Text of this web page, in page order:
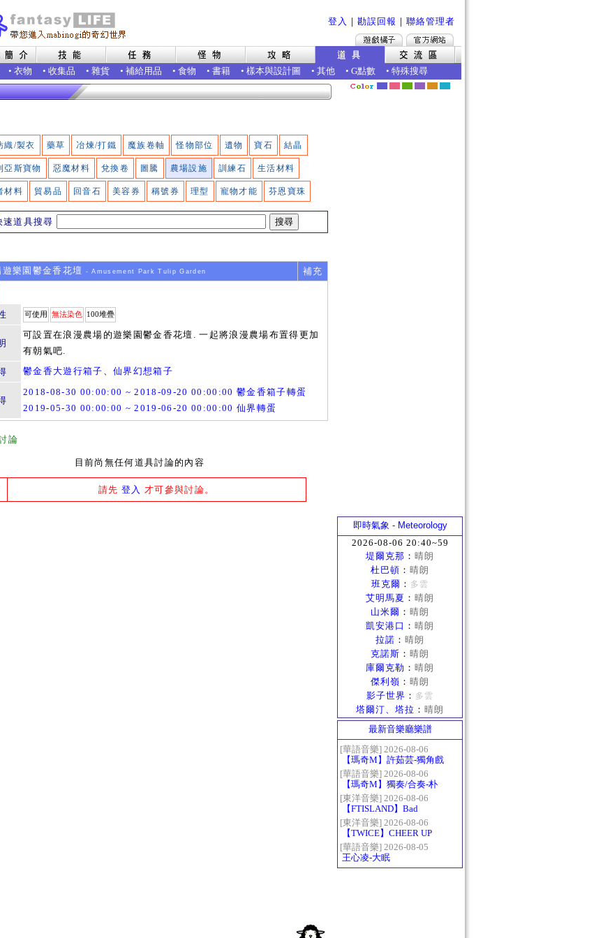
登入 ｜ 勘誤回報 ｜ 聯絡管理者
• 衣物 • 收集品 • 雜貨 • 補給用品 • 食物 • 書籍 • 樣本與設計圖 • 其他 • G點數 • 特殊搜尋
織/製衣 藥草 冶煉/打鐵 魔族卷軸 怪物部位 遺物 寶石 結晶
亞斯寶物 惡魔材料 兌換卷 圖騰 農場設施 訓練石 生活材料
材料 貿易品 回音石 美容券 稱號券 理型 寵物才能 芬恩寶珠
速道具搜尋
樂園鬱金香花壇 - Amusement Park Tulip Garden 補充
可使用 無法染色 100堆疊
可設置在浪漫農場的遊樂園鬱金香花壇. 一起將浪漫農場布置得更加
有朝氣吧.
鬱金香大遊行箱子 、仙界幻想箱子
2018-08-30 00:00:00 ~ 2018-09-20 00:00:00 鬱金香箱子轉蛋
2019-05-30 00:00:00 ~ 2019-06-20 00:00:00 仙界轉蛋
論
目前尚無任何道具討論的內容
請先 登入 才可參與討論。
即時氣象 - Meteorology
2026-08-06 20:40~59
堤爾克那 ： 晴朗
杜巴頓 ： 晴朗
班克爾 ： 多雲
艾明馬夏 ： 晴朗
山米爾 ： 晴朗
凱安港口 ： 晴朗
拉諾 ： 晴朗
克諾斯 ： 晴朗
庫爾克勒 ： 晴朗
傑利嶺 ： 晴朗
影子世界 ： 多雲
塔爾汀、塔拉 ： 晴朗
最新音樂廳樂譜
[華語音樂] 2026-08-06
【瑪奇M】許茹芸-獨角戲
[華語音樂] 2026-08-06
【瑪奇M】獨奏/合奏-朴
樹-那些花兒
[東洋音樂] 2026-08-06
【FTISLAND】Bad
Woman
[東洋音樂] 2026-08-06
【TWICE】CHEER UP
[華語音樂] 2026-08-05
王心凌-大眠